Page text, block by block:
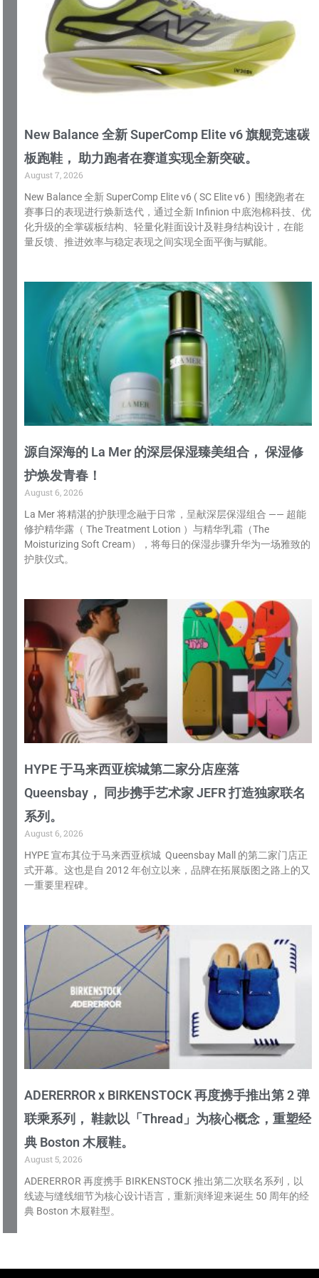
New Balance 全新 SuperComp Elite v6 旗舰竞速碳
板跑鞋， 助力跑者在赛道实现全新突破。
August 7, 2026
New Balance 全新 SuperComp Elite v6 ( SC Elite v6 ) 围绕跑者在
赛事日的表现进行焕新迭代，通过全新 Infinion 中底泡棉科技、优
化升级的全掌碳板结构、轻量化鞋面设计及鞋身结构设计，在能
量反馈、推进效率与稳定表现之间实现全面平衡与赋能。
源自深海的 La Mer 的深层保湿臻美组合， 保湿修
护焕发青春！
August 6, 2026
La Mer 将精湛的护肤理念融于日常，呈献深层保湿组合 —— 超能
修护精华露（ The Treatment Lotion ）与精华乳霜（The
Moisturizing Soft Cream），将每日的保湿步骤升华为一场雅致的
护肤仪式。
HYPE 于马来西亚槟城第二家分店座落
Queensbay， 同步携手艺术家 JEFR 打造独家联名
系列。
August 6, 2026
HYPE 宣布其位于马来西亚槟城 Queensbay Mall 的第二家门店正
式开幕。这也是自 2012 年创立以来，品牌在拓展版图之路上的又
一重要里程碑。
ADERERROR x BIRKENSTOCK 再度携手推出第 2 弹
联乘系列， 鞋款以「Thread」为核心概念，重塑经
典 Boston 木屐鞋。
August 5, 2026
ADERERROR 再度携手 BIRKENSTOCK 推出第二次联名系列，以
线迹与缝线细节为核心设计语言，重新演绎迎来诞生 50 周年的经
典 Boston 木屐鞋型。